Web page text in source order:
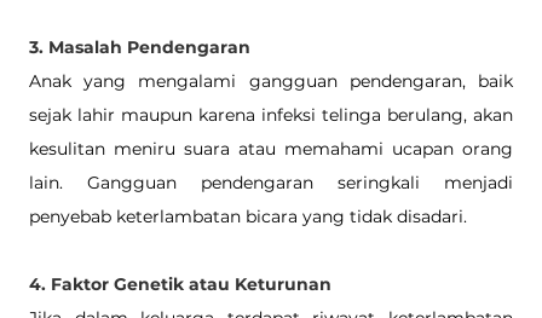
3. Masalah Pendengaran
Anak yang mengalami gangguan pendengaran, baik
sejak lahir maupun karena infeksi telinga berulang, akan
kesulitan meniru suara atau memahami ucapan orang
lain. Gangguan pendengaran seringkali menjadi
penyebab keterlambatan bicara yang tidak disadari.
4. Faktor Genetik atau Keturunan